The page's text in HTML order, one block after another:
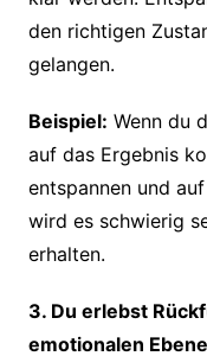
den richtigen
gelangen.
Beispiel: Wenn du
auf das Ergebnis
entspannen und
wird es schwierig
erhalten.
3. Du erlebst
emotionalen Ebene